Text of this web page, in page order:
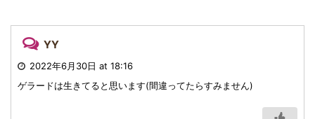
YY
2022年6月30日 at 18:16
ゲラードは生きてると思います(間違ってたらすみません)